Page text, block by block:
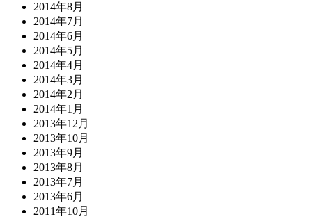
2014年8月
2014年7月
2014年6月
2014年5月
2014年4月
2014年3月
2014年2月
2014年1月
2013年12月
2013年10月
2013年9月
2013年8月
2013年7月
2013年6月
2011年10月